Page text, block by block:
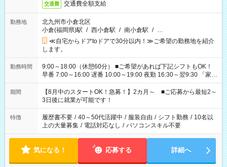
交通費 交通費全額支給
勤務地
北九州市小倉北区
小倉(福岡県)駅 / 西小倉駅 / 南小倉駅 / …
≪自宅からドアtoドアで30分以内！≫ご希望の勤務地を紹介
します。
勤務時間
9:00～18:00（休憩60分） ■ご希望があれば下記シフトもOK！
早番 7:00～16:00 遅番 10:00～19:00 夜勤 16:30～翌9:30 「家族
と休みを合わせたい」 「余裕を持って夕飯の準備がしたい」
「できれば残業はしたくない」 など、ご希望を教えてください
ね。 ※Wワーク希望の方へ 今ご覧のお仕事で希望する勤務時間
と、もう1つのお仕事の勤務時間。 合計で週40時間を超える場
合は応募できません。
期間
【8月中のスタートOK！急募！】2カ月～ ■ご応募から最短2～
3日後に就業が可能です！
特徴 履歴書不要 / 40～50代活躍中 / 服装自由 / シフト勤務 / 10名以
上の大量募集 / 電話対応なし / パソコンスキル不要
気になる！ 応募する 詳細へ